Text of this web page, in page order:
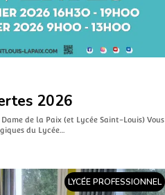
2026
de la Paix (et Lycée Saint-Louis) Vous
du Lycée…
LYCÉE PROFESSIONNEL